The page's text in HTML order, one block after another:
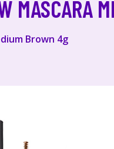
MASCARA
Brown 4g